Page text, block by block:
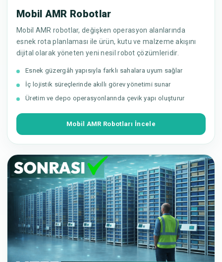
Mobil AMR Robotlar
Mobil AMR robotlar, değişken operasyon alanlarında
esnek rota planlaması ile ürün, kutu ve malzeme akışını
dijital olarak yöneten yeni nesil robot çözümleridir.
Esnek güzergâh yapısıyla farklı sahalara uyum sağlar
İç lojistik süreçlerinde akıllı görev yönetimi sunar
Üretim ve depo operasyonlarında çevik yapı oluşturur
Mobil AMR Robotları İncele